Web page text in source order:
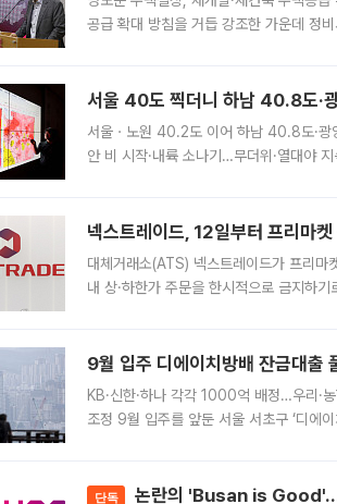
공급 확대 방침을 거듭 강조한 가운데 정
서울 40도 찍더니 하남 40.8도
서울ㆍ노원 40.2도 이어 하남 40.8도·
안 비 시작·내륙 소나기…무더위·열대야
넥스트레이드, 12일부터 프리마켓
대체거래소(ATS) 넥스트레이드가 프리마
내 상·하한가 주문을 한시적으로 금지하
9월 입주 디에이치방배 잔금대
KB·신한·하나 각각 1000억 배정…우리·
조정 9월 입주를 앞둔 서울 서초구 ‘디에
단독 논란의 'Busan is